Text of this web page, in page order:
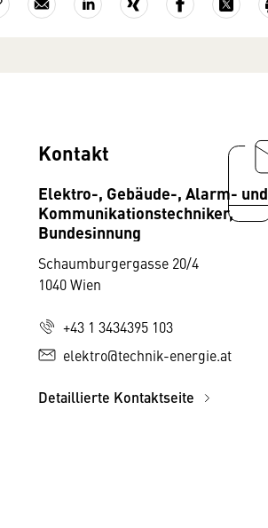
Kontakt
Elektro-, Gebäude-, Alarm- und
Kommunikationstechniker,
Bundesinnung
Schaumburgergasse 20/4
1040 Wien
+43 1 3434395 103
elektro@technik-energie.at
Detaillierte Kontaktseite